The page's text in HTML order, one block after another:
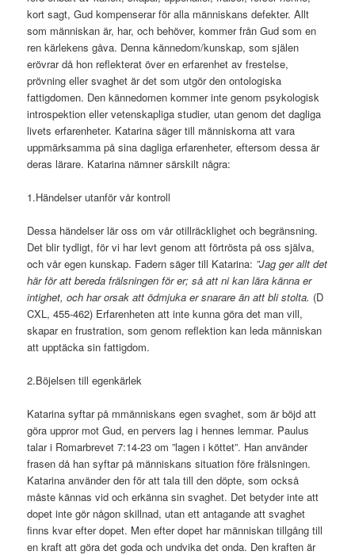
kort sagt, Gud kompenserar för alla människans defekter. Allt
som människan är, har, och behöver, kommer från Gud som en
ren kärlekens gåva. Denna kännedom/kunskap, som själen
erövrar då hon reflekterat över en erfarenhet av frestelse,
prövning eller svaghet är det som utgör den ontologiska
fattigdomen. Den kännedomen kommer inte genom psykologisk
introspektion eller vetenskapliga studier, utan genom det dagliga
livets erfarenheter. Katarina säger till människorna att vara
uppmärksamma på sina dagliga erfarenheter, eftersom dessa är
deras lärare. Katarina nämner särskilt några:
1.Händelser utanför vår kontroll
Dessa händelser lär oss om vår otillräcklighet och begränsning.
Det blir tydligt, för vi har levt genom att förtrösta på oss själva,
och vår egen kunskap. Fadern säger till Katarina: ”Jag ger allt det
här för att bereda frälsningen för er; så att ni kan lära känna er
intighet, och har orsak att ödmjuka er snarare än att bli stolta. (D
CXL, 455-462) Erfarenheten att inte kunna göra det man vill,
skapar en frustration, som genom reflektion kan leda människan
att upptäcka sin fattigdom.
2.Böjelsen till egenkärlek
Katarina syftar på mmänniskans egen svaghet, som är böjd att
göra uppror mot Gud, en pervers lag i hennes lemmar. Paulus
talar i Romarbrevet 7:14-23 om ”lagen i köttet”. Han använder
frasen då han syftar på människans situation före frälsningen.
Katarina använder den för att tala till den döpte, som också
måste kännas vid och erkänna sin svaghet. Det betyder inte att
dopet inte gör någon skillnad, utan ett antagande att svaghet
finns kvar efter dopet. Men efter dopet har människan tillgång till
en kraft att göra det goda och undvika det onda. Den kraften är